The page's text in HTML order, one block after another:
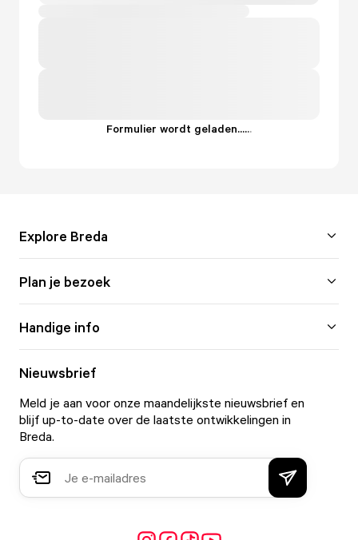
Formulier wordt geladen......
Explore Breda
Plan je bezoek
Handige info
Nieuwsbrief
Meld je aan voor onze maandelijkste nieuwsbrief en
blijf up-to-date over de laatste ontwikkelingen in
Breda.